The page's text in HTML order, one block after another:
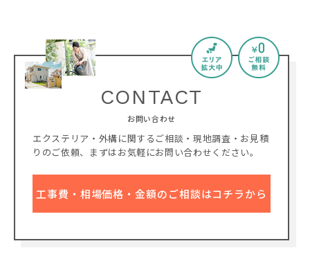
CONTACT
お問い合わせ
エクステリア・外構に関するご相談・現地調査・お見積
りのご依頼、
まずはお気軽にお問い合わせください。
工事費・相場価格・金額のご相談はコチラから